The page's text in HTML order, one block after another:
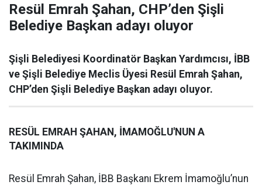
Resül Emrah Şahan, CHP’den Şişli
Belediye Başkan adayı oluyor
Şişli Belediyesi Koordinatör Başkan Yardımcısı, İBB
ve Şişli Belediye Meclis Üyesi Resül Emrah Şahan,
CHP’den Şişli Belediye Başkan adayı oluyor.
RESÜL EMRAH ŞAHAN, İMAMOĞLU'NUN A
TAKIMINDA
Resül Emrah Şahan, İBB Başkanı Ekrem İmamoğlu’nun